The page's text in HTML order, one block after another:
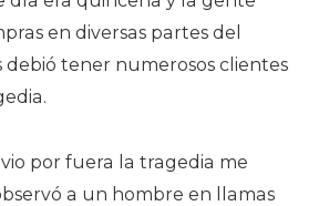
en diversas partes del
debió tener numerosos clientes
por fuera la tragedia me
a un hombre en llamas